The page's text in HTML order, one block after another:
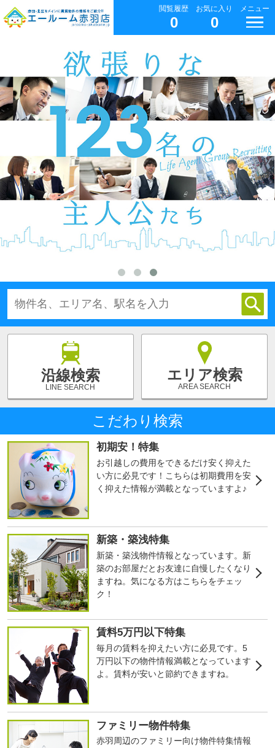
閲覧履歴
0
お気に入り
0
メニュー
沿線検索
LINE SEARCH
エリア検索
AREA SEARCH
こだわり検索
初期安！特集
お引越しの費用をできるだけ安く抑えた
い方に必見です！こちらは初期費用を安
く抑えた情報が満載となっていますよ♪
新築・築浅特集
新築・築浅物件情報となっています。新
築のお部屋だとお友達に自慢したくなり
ますね。気になる方はこちらをチェッ
ク！
賃料5万円以下特集
毎月の賃料を抑えたい方に必見です。5
万円以下の物件情報満載となっています
よ。賃料が安いと節約できますね。
ファミリー物件特集
赤羽周辺のファミリー向け物件特集情報